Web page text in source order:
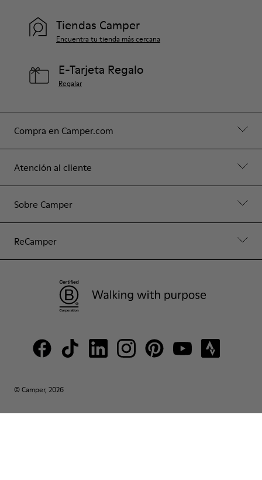
Compra en Camper.com
Atención al cliente
Sobre Camper
ReCamper
Tiendas Camper
Encuentra tu tienda más cercana
E-Tarjeta Regalo
Regalar
© Camper, 2026